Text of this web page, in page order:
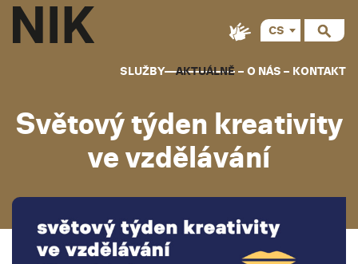
SLUŽBY AKTUÁLNĚ O NÁS KONTAKT
CS
Světový týden kreativity
ve vzdělávání